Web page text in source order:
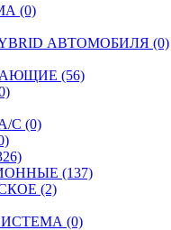
(0)
АВТОМОБИЛЯ (0)
(56)
C (0)
(137)
(2)
(0)